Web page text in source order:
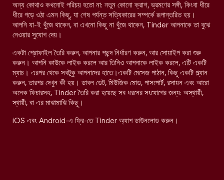
অন্য কোথাও কখনোই পরিচয় হতো না: নতুন কোনো ক্রাশ, ভ্রমণের সঙ্গী, কিংবা ধীরে
ধীরে গড়ে ওঠা এমন কিছু, যা শেষ পর্যন্ত সত্যিকারের সম্পর্কে রূপান্তরিত হয়।
আপনি যা-ই খুঁজে থাকেন, বা এখনো কিছু না খুঁজে থাকেন, Tinder আপনাকে তা বুঝে
নেওয়ার সুযোগ দেয়।
একটা প্রোফাইল তৈরি করুন, আপনার পছন্দ নির্ধারণ করুন, আর সোয়াইপ করা শুরু
করুন। আপনি কাউকে লাইক করলে আর তিনিও আপনাকে লাইক করলে, এটি একটি
ম্যাচ। এরপর থেকে সবটুকু আপনাদের হাতে।একটি মেসেজ পাঠান, কিছু একটি প্ল্যান
করুন, তারপর দেখুন কী হয়। ডাবল ডেট, মিউজিক মোড, পাসপোর্ট, রসায়ন এবং আরো
অনেক ফিচারসহ, Tinder তৈরি করা হয়েছে সব ধরনের সংযোগের জন্য: অস্থায়ী,
স্থায়ী, বা এর মাঝামাঝি কিছু।
iOS এবং Android-এ ফ্রি-তে Tinder অ্যাপ ডাউনলোড করুন।